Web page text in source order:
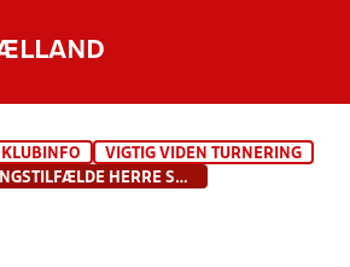
INDHOLD OG NYHEDER
KLUBINFO
VIGTIG VIDEN TURNERING
OP- OG NEDRYKNINGSTILFÆLDE HERRE SENIOR